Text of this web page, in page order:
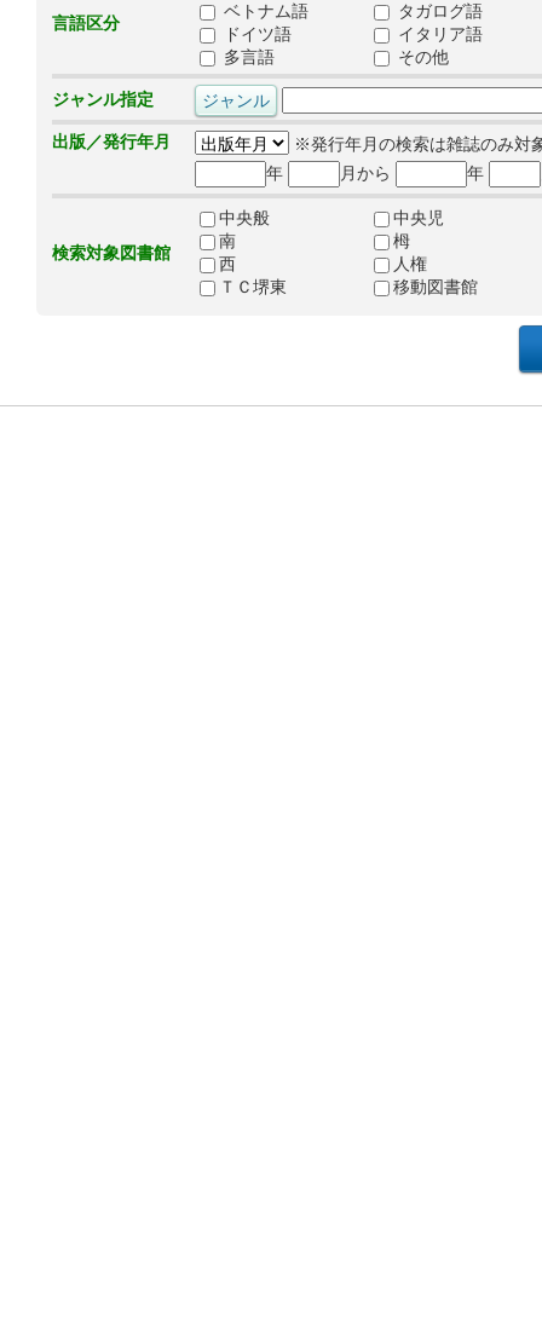
言語区分
ベトナム語
タガログ語
ドイツ語
イタリア語
多言語
その他
ジャンル指定
出版／発行年月
※発行年月の検索は雑誌のみ対
年
月から 年
検索対象図書館
中央般
中央児
南
栂
西
人権
ＴＣ堺東
移動図書館